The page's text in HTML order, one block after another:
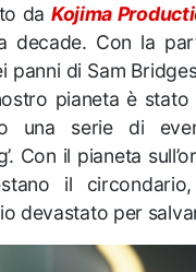
da Kojima
decade. Con la
panni di Sam
pianeta è stato
una serie di
Con il pianeta
il
devastato per